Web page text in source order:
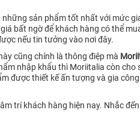
sản phẩm tốt nhất với mức
bất ngờ để khách hàng có thể
nếu tin tưởng vào nơi đây.
cũng chính là thông điệp mà
nhập khẩu thì Moriitalia còn cho
được thiết kế ấn tượng và gia
trí khách hàng hiện nay. Nhắc đến